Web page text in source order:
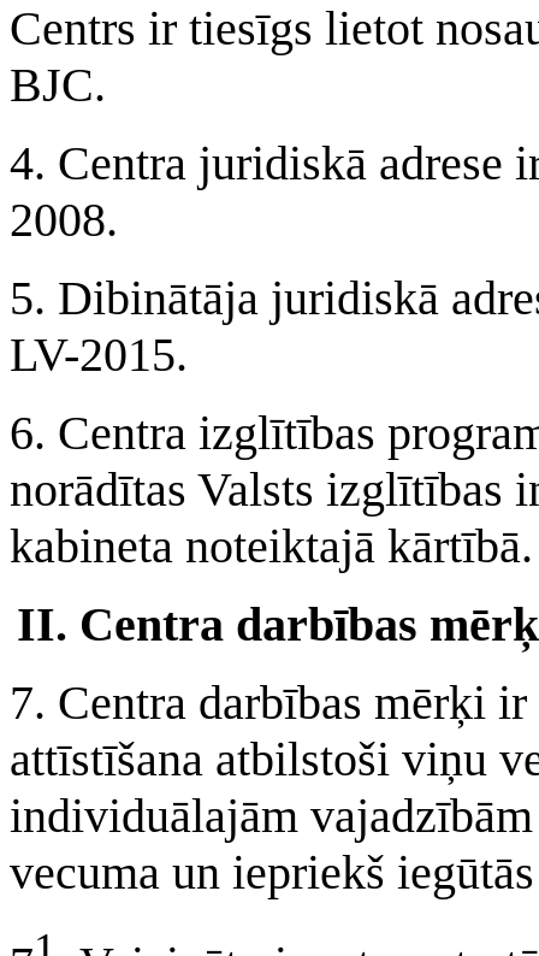
Centrs ir tiesīgs lietot
BJC.
4. Centra juridiskā adrese
2008.
5. Dibinātāja juridiskā
LV-2015.
6. Centra izglītības
norādītas Valsts izglītības
kabineta noteiktajā kārtībā.
II. Centra darbības
7. Centra darbības mērķi
attīstīšana atbilstoši viņu
individuālajām
vecuma un iepriekš